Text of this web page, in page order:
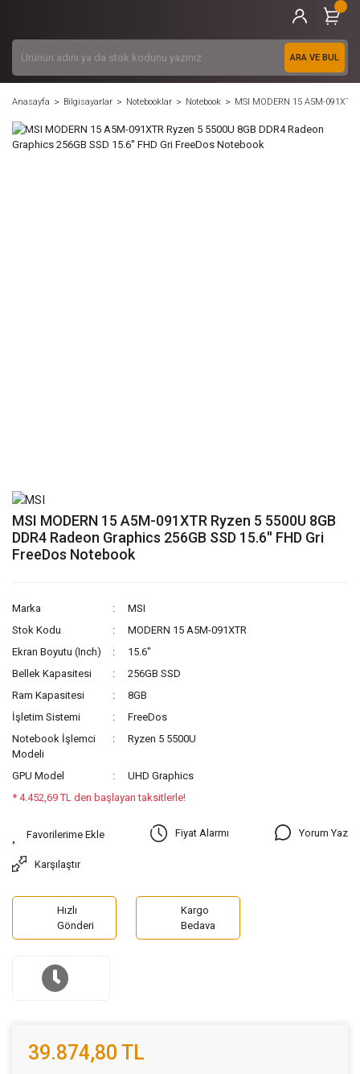
ARA VE BUL
Anasayfa Bilgisayarlar Notebooklar Notebook MSI MODERN 15 A5M-
MSI MODERN 15 A5M-091XTR Ryzen 5 5500U 8GB
DDR4 Radeon Graphics 256GB SSD 15.6'' FHD Gri
FreeDos Notebook
Marka
MSI
Stok Kodu
MODERN 15 A5M-091XTR
Ekran Boyutu (Inch)
15.6"
Bellek Kapasitesi
256GB SSD
Ram Kapasitesi
8GB
İşletim Sistemi
FreeDos
Notebook İşlemci
Modeli
Ryzen 5 5500U
GPU Model
UHD Graphics
* 4.452,69 TL den başlayan taksitlerle!
Fiyat Alarmı Yorum Yaz
Karşılaştır
Hızlı
Gönderi
Kargo
Bedava
39.874,80 TL